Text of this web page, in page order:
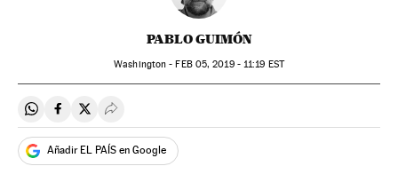
PABLO GUIMÓN
Washington -FEB05, 2019 - 11:19 EST
Compartir en Whatsapp
Compartir en Facebook
Compartir en Twitter
Desplegar Redes Sociales
Añadir EL PAÍS en Google